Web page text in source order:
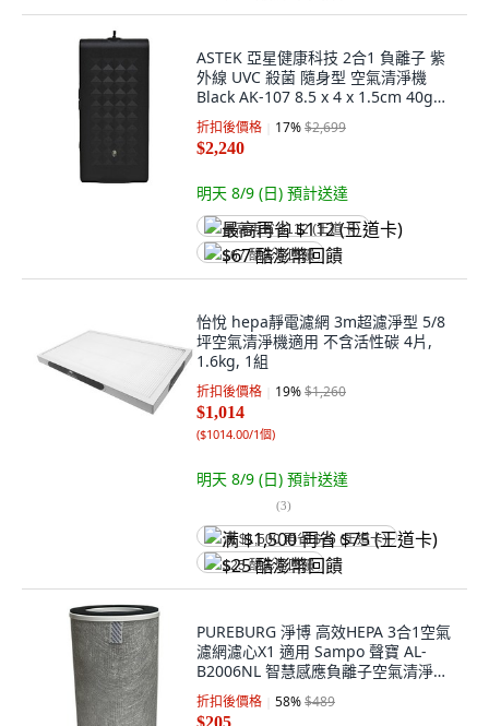
ASTEK 亞星健康科技 2合1 負離子 紫
外線 UVC 殺菌 隨身型 空氣清淨機
Black AK-107 8.5 x 4 x 1.5cm 40g
Wireless 掛繩
折扣後價格 17%$2,699
$2,240
明天 8/9 (日) 預計送達
最高再省 $112 (王道卡)
$67 酷澎幣回饋
怡悅 hepa靜電濾網 3m超濾淨型 5/8
坪空氣清淨機適用 不含活性碳 4片,
1.6kg, 1組
折扣後價格 19%$1,260
$1,014
($1014.00/1個)
明天 8/9 (日) 預計送達
(3)
满 $1,500 再省 $75 (王道卡)
$25 酷澎幣回饋
PUREBURG 淨博 高效HEPA 3合1空氣
濾網濾心X1 適用 Sampo 聲寶 AL-
B2006NL 智慧感應負離子空氣清淨機,
1個, BL2006-01
折扣後價格 58%$489
$205